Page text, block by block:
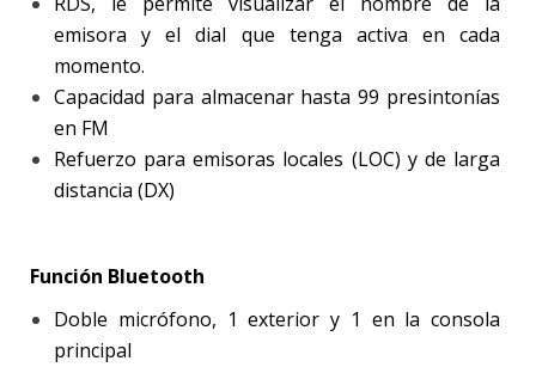
emisora y el dial que tenga activa en cada
momento.
Capacidad para almacenar hasta 99 presintonías
en FM
Refuerzo para emisoras locales (LOC) y de larga
distancia (DX)
Función Bluetooth
Doble micrófono, 1 exterior y 1 en la consola
principal